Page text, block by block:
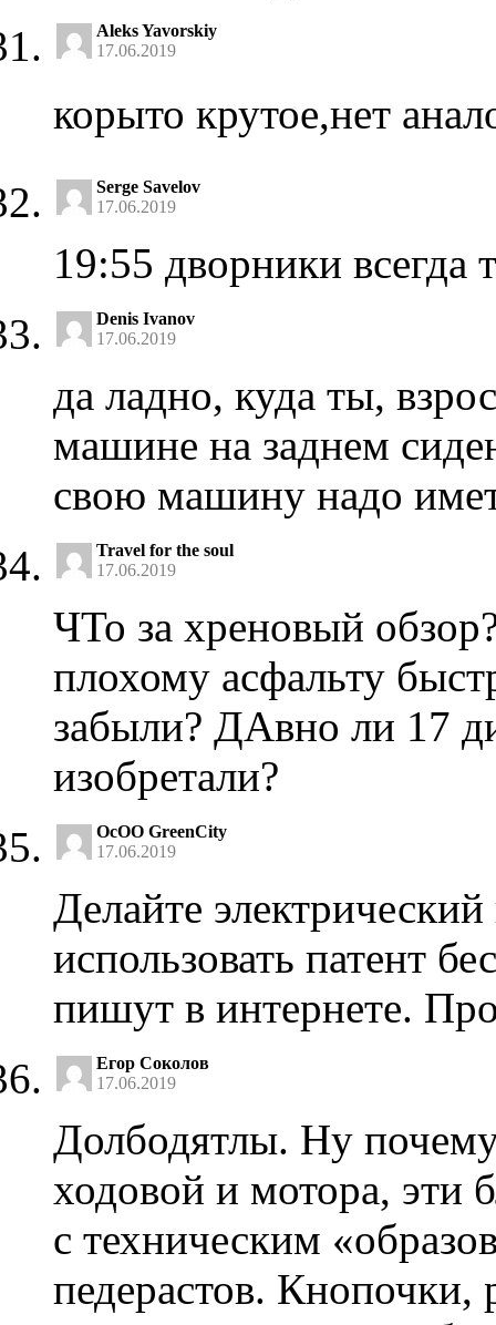
Aleks Yavorskiy
17.06.2019
корыто крутое,нет
Serge Savelov
17.06.2019
19:55 дворники всегда
Denis Ivanov
17.06.2019
да ладно, куда ты,
машине на заднем
свою машину надо
Travel for the soul
17.06.2019
ЧТо за хреновый
плохому асфальту
забыли? ДАвно ли 17
изобретали?
OcOO GreenCity
17.06.2019
Делайте
использовать патент
пишут в интернете.
Егор Соколов
17.06.2019
Долбодятлы. Ну
ходовой и мотора, эти
с техническим
педерастов. Кнопочки,